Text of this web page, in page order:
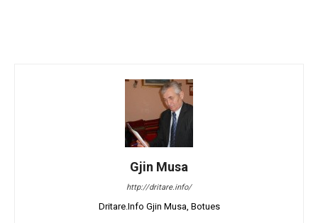
Gjin Musa
http://dritare.info/
Dritare.Info Gjin Musa, Botues